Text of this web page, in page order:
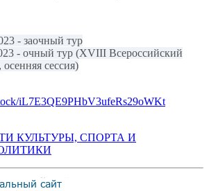
- заочный тур
- очный тур (XVIII Всероссийский
сессия)
iL7E3QE9PHbV3ufeRs29oWKt
КУЛЬТУРЫ, СПОРТА И